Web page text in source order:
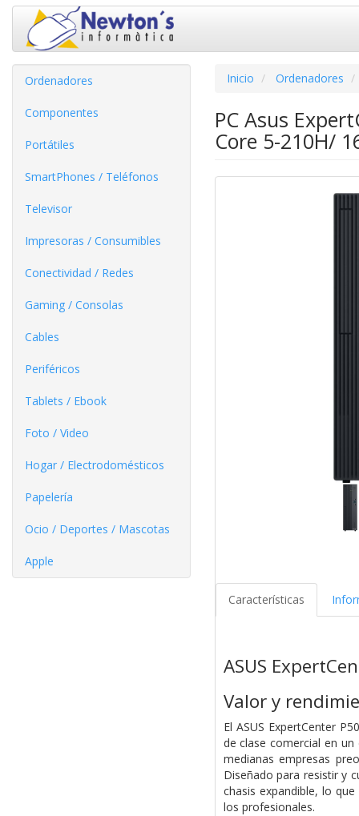
Ordenadores
Componentes
Portátiles
SmartPhones / Teléfonos
Televisor
Impresoras / Consumibles
Conectividad / Redes
Gaming / Consolas
Cables
Periféricos
Tablets / Ebook
Foto / Video
Hogar / Electrodomésticos
Papelería
Ocio / Deportes / Mascotas
Apple
Inicio Ordenadores
PC Asus
Core 5-210H/
Características
ASUS
Valor y
El ASUS ExpertCenter
de clase comercial en
medianas empresas
Diseñado para resistir y
chasis expandible, lo
los profesionales.